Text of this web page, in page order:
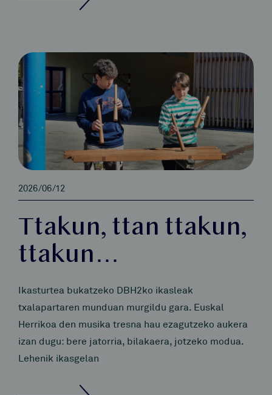
2026/06/12
Ttakun, ttan ttakun,
ttakun…
Ikasturtea bukatzeko DBH2ko ikasleak
txalapartaren munduan murgildu gara. Euskal
Herrikoa den musika tresna hau ezagutzeko aukera
izan dugu: bere jatorria, bilakaera, jotzeko modua.
Lehenik ikasgelan